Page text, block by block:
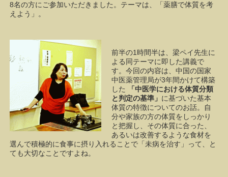
8名の方にご参加いただきました。テーマは、「薬膳で体質を考
えよう」。
前半の1時間半は、梁ペイ先生に
よる同テーマに即した講義で
す。今回の内容は、中国の国家
中医薬管理局が3年間かけて構築
した
「中医学における体質分類
と判定の基準」 に基づいた基本
体質の特徴についてのお話。自
分や家族の方の体質をしっかり
と把握し、その体質に合った、
あるいは改善するような食材を
選んで積極的に食事に摂り入れることで「未病を治す」って、と
ても大切なことですよね。